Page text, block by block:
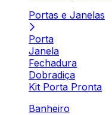
Portas e Janelas
Porta
Janela
Fechadura
Dobradiça
Kit Porta Pronta
Banheiro